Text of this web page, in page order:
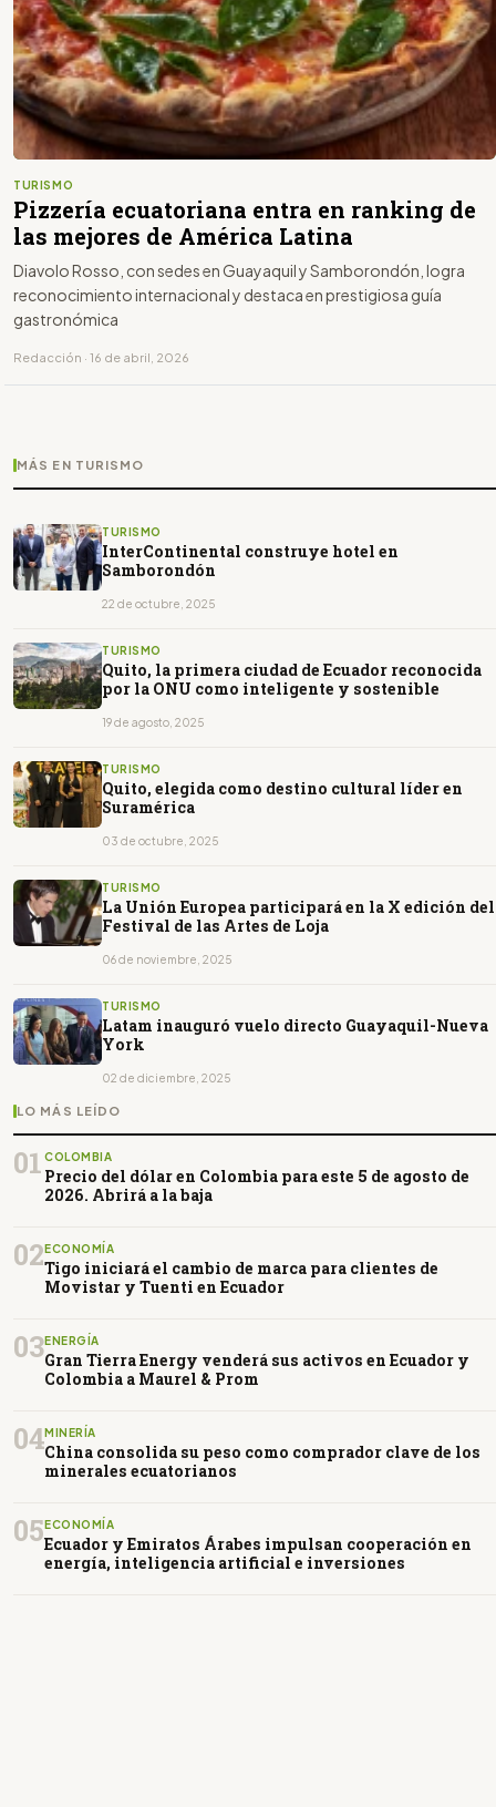
TURISMO
Pizzería ecuatoriana entra en ranking de
las mejores de América Latina
Diavolo Rosso, con sedes en Guayaquil y Samborondón, logra
reconocimiento internacional y destaca en prestigiosa guía
gastronómica
Redacción · 16 de abril, 2026
MÁS EN TURISMO
TURISMO
InterContinental construye hotel en
Samborondón
22 de octubre, 2025
TURISMO
Quito, la primera ciudad de Ecuador reconocida
por la ONU como inteligente y sostenible
19 de agosto, 2025
TURISMO
Quito, elegida como destino cultural líder en
Suramérica
03 de octubre, 2025
TURISMO
La Unión Europea participará en la X edición del
Festival de las Artes de Loja
06 de noviembre, 2025
TURISMO
Latam inauguró vuelo directo Guayaquil-Nueva
York
02 de diciembre, 2025
LO MÁS LEÍDO
01 COLOMBIA
Precio del dólar en Colombia para este 5 de agosto de
2026. Abrirá a la baja
02ECONOMÍA
Tigo iniciará el cambio de marca para clientes de
Movistar y Tuenti en Ecuador
03ENERGÍA
Gran Tierra Energy venderá sus activos en Ecuador y
Colombia a Maurel & Prom
04MINERÍA
China consolida su peso como comprador clave de los
minerales ecuatorianos
05ECONOMÍA
Ecuador y Emiratos Árabes impulsan cooperación en
energía, inteligencia artificial e inversiones